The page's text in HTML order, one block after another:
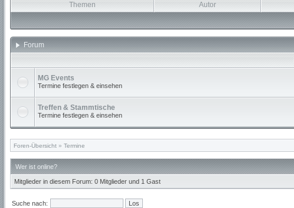
Themen
Autor
Forum
MG Events
Termine festlegen & einsehen
Treffen & Stammtische
Termine festlegen & einsehen
Foren-Übersicht » Termine
Wer ist online?
Mitglieder in diesem Forum: 0 Mitglieder und 1 Gast
Suche nach: